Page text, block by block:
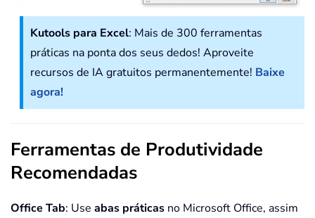
Kutools para Excel: Mais de 300 ferramentas
práticas na ponta dos seus dedos! Aproveite
recursos de IA gratuitos permanentemente! Baixe
agora!
Ferramentas de Produtividade
Recomendadas
Office Tab: Use abas práticas no Microsoft Office, assim